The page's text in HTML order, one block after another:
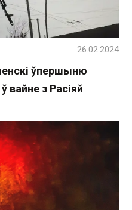
ўпершыню
вайне з Расіяй
26.02.2024